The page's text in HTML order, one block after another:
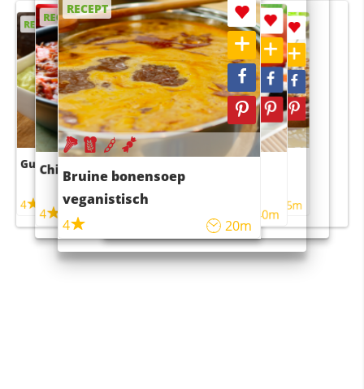
RECEPT
Guacamole
4
RECEPT
Chili con carne
4 45m
RECEPT
Bruine bonensoep
veganistisch
4
20m
RECEPT
Sushi rijstsalade
maaltijdsalade
40m
RECEPT
4 55m